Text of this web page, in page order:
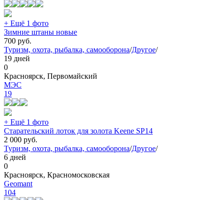
+ Ещё 1 фото
Зимние штаны новые
700 руб.
Туризм, охота, рыбалка, самооборона/Другое/
19 дней
0
Красноярск, Первомайский
МЭС
19
+ Ещё 1 фото
Старательский лоток для золота Keene SP14
2 000 руб.
Туризм, охота, рыбалка, самооборона/Другое/
6 дней
0
Красноярск, Красномосковская
Geomant
104